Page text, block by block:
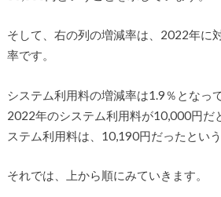
そして、右の列の増減率は、2022年に
率です。
システム利用料の増減率は1.9％となっ
2022年のシステム利用料が10,000円だ
ステム利用料は、10,190円だったとい
それでは、上から順にみていきます。